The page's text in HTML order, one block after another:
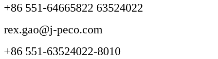
+86 551-64665822 63524022
rex.gao@j-peco.com
+86 551-63524022-8010